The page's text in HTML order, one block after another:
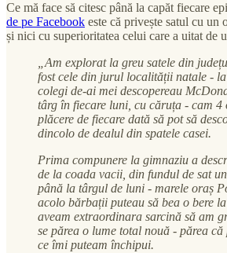
Ce mă face să citesc până la capăt fiecare
de pe Facebook este că privește satul cu un
și nici cu superioritatea celui care a uitat de
„Am explorat la greu satele din
fost cele din jurul localității natale -
colegi de-ai mei descopereau
târg în fiecare luni, cu căruța - cam 4
plăcere de fiecare dată să pot să
dincolo de dealul din spatele casei.
Prima compunere la gimnaziu a
de la coada vacii, din fundul de sat
până la târgul de luni - marele oraș
acolo bărbații puteau să bea o bere
aveam extraordinara sarcină să am
se părea o lume total nouă - părea că
ce îmi puteam închipui.